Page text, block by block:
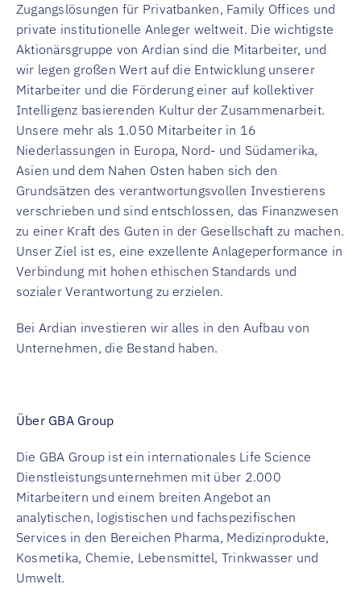
Zugangslösungen für Privatbanken, Family Offices und
private institutionelle Anleger weltweit. Die wichtigste
Aktionärsgruppe von Ardian sind die Mitarbeiter, und
wir legen großen Wert auf die Entwicklung unserer
Mitarbeiter und die Förderung einer auf kollektiver
Intelligenz basierenden Kultur der Zusammenarbeit.
Unsere mehr als 1.050 Mitarbeiter in 16
Niederlassungen in Europa, Nord- und Südamerika,
Asien und dem Nahen Osten haben sich den
Grundsätzen des verantwortungsvollen Investierens
verschrieben und sind entschlossen, das Finanzwesen
zu einer Kraft des Guten in der Gesellschaft zu machen.
Unser Ziel ist es, eine exzellente Anlageperformance in
Verbindung mit hohen ethischen Standards und
sozialer Verantwortung zu erzielen.
Bei Ardian investieren wir alles in den Aufbau von
Unternehmen, die Bestand haben.
Über GBA Group
Die GBA Group ist ein internationales Life Science
Dienstleistungsunternehmen mit über 2.000
Mitarbeitern und einem breiten Angebot an
analytischen, logistischen und fachspezifischen
Services in den Bereichen Pharma, Medizinprodukte,
Kosmetika, Chemie, Lebensmittel, Trinkwasser und
Umwelt.